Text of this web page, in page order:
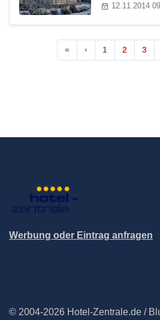
12.11.2014
« ‹ 1 2 3
Werbung oder Eintrag anfragen
© 2004-2026 Hotel-Zentrale.de /